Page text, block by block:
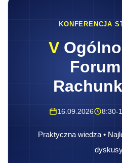
KONFERENCJA
V
16.09.2026 8:30-
Praktyczna wiedza •